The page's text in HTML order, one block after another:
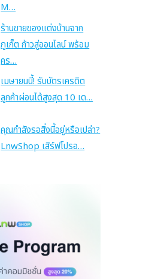
M…
ร้านขายของแต่งบ้านจาก
ภูเก็ต ก้าวสู่ออนไลน์ พร้อม
คร…
เมษายนนี้! รับบัตรเครดิต
ลูกค้าผ่อนได้สูงสุด 10 เด…
คุณกำลังรอสิ่งนี้อยู่หรือเปล่า?
LnwShop เสิร์ฟโปรอ…